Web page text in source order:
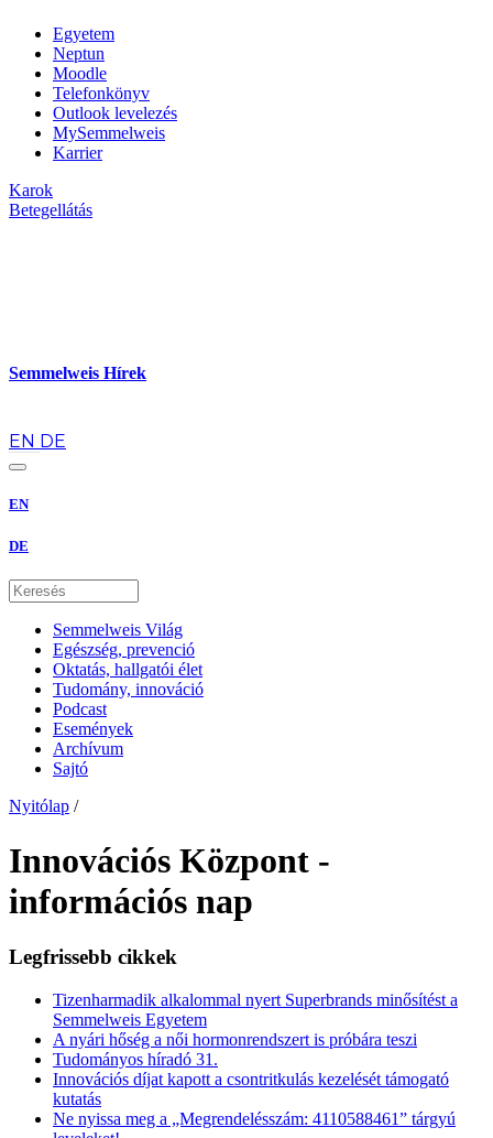
Egyetem
Neptun
Moodle
Telefonkönyv
Outlook levelezés
MySemmelweis
Karrier
Karok
Betegellátás
Semmelweis Hírek
EN DE
EN
DE
Semmelweis Világ
Egészség, prevenció
Oktatás, hallgatói élet
Tudomány, innováció
Podcast
Események
Archívum
Sajtó
Nyitólap /
Innovációs Központ -
információs nap
Legfrissebb cikkek
Tizenharmadik alkalommal nyert Superbrands minősítést a
Semmelweis Egyetem
A nyári hőség a női hormonrendszert is próbára teszi
Tudományos híradó 31.
Innovációs díjat kapott a csontritkulás kezelését támogató
kutatás
Ne nyissa meg a „Megrendelésszám: 4110588461” tárgyú